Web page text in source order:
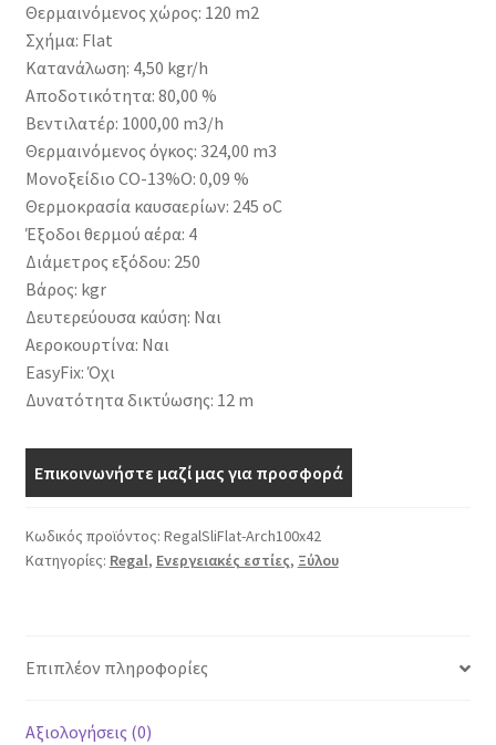
Θερμαινόμενος χώρος: 120 m2
Σχήμα: Flat
Κατανάλωση: 4,50 kgr/h
Αποδοτικότητα: 80,00 %
Βεντιλατέρ: 1000,00 m3/h
Θερμαινόμενος όγκος: 324,00 m3
Μονοξείδιο CO-13%O: 0,09 %
Θερμοκρασία καυσαερίων: 245 oC
Έξοδοι θερμού αέρα: 4
Διάμετρος εξόδου: 250
Βάρος: kgr
Δευτερεύουσα καύση: Ναι
Αεροκουρτίνα: Ναι
EasyFix: Όχι
Δυνατότητα δικτύωσης: 12 m
Επικοινωνήστε μαζί μας για προσφορά
Κωδικός προϊόντος: RegalSliFlat-Arch100x42
Κατηγορίες: Regal, Ενεργειακές εστίες, Ξύλου
Επιπλέον πληροφορίες
Αξιολογήσεις (0)